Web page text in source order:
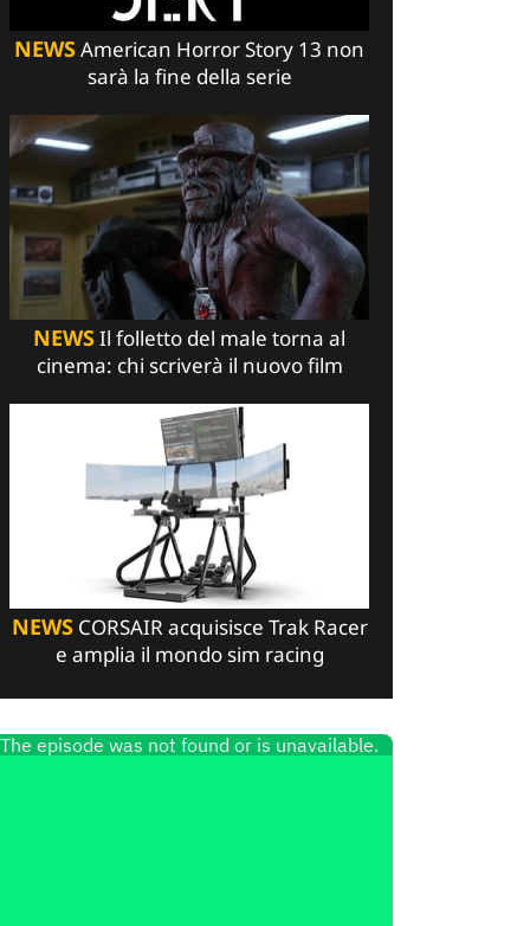
NEWSAmerican Horror Story 13 non
sarà la fine della serie
NEWSIl folletto del male torna al
cinema: chi scriverà il nuovo film
NEWSCORSAIR acquisisce Trak Racer
e amplia il mondo sim racing